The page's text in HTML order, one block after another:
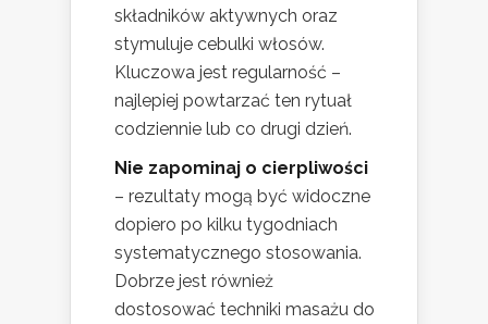
składników aktywnych oraz
stymuluje cebulki włosów.
Kluczowa jest regularność –
najlepiej powtarzać ten rytuał
codziennie lub co drugi dzień.
Nie zapominaj o cierpliwości
– rezultaty mogą być widoczne
dopiero po kilku tygodniach
systematycznego stosowania.
Dobrze jest również
dostosować techniki masażu do